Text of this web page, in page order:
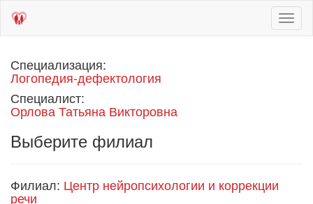
Специализация:
Логопедия-дефектология
Специалист:
Орлова Татьяна Викторовна
Выберите филиал
Филиал: Центр нейропсихологии и коррекции
речи